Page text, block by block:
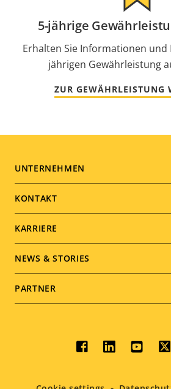
5-jährige
Erhalten Sie Informationen und
jährigen Gewährleistung
ZUR GEWÄHRLEISTUNG
Footer
menu
UNTERNEHMEN
KONTAKT
KARRIERE
NEWS & STORIES
PARTNER
Social
menu